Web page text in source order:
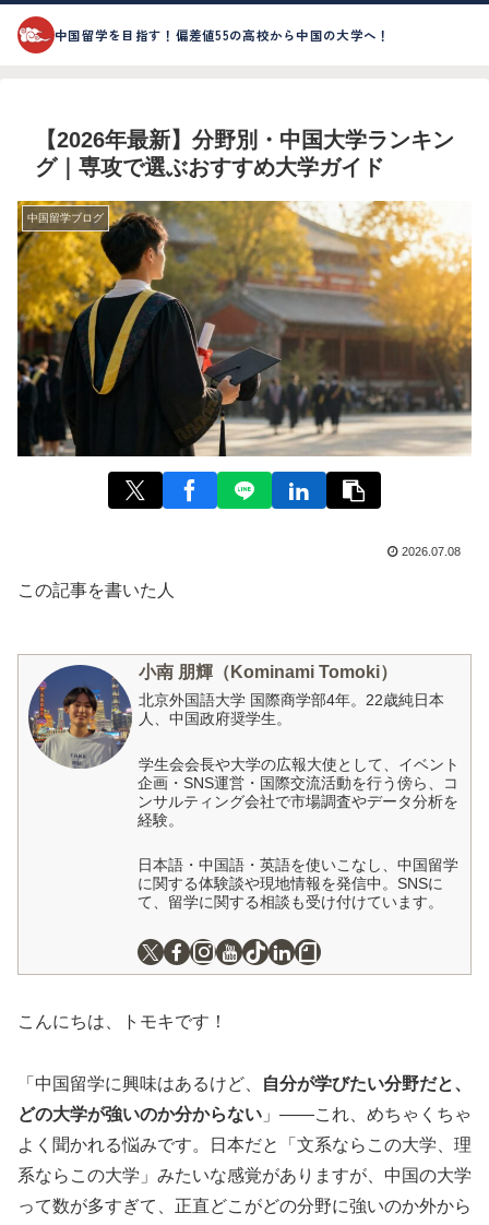
中国留学を目指す！偏差値55の高校から中国の大学へ！
【2026年最新】分野別・中国大学ランキン
グ｜専攻で選ぶおすすめ大学ガイド
中国留学ブログ
2026.07.08
この記事を書いた人
小南 朋輝（Kominami Tomoki）
北京外国語大学 国際商学部4年。22歳純日本
人、中国政府奨学生。
学生会会長や大学の広報大使として、イベント
企画・SNS運営・国際交流活動を行う傍ら、コ
ンサルティング会社で市場調査やデータ分析を
経験。
日本語・中国語・英語を使いこなし、中国留学
に関する体験談や現地情報を発信中。SNSに
て、留学に関する相談も受け付けています。
こんにちは、トモキです！
「中国留学に興味はあるけど、
自分が学びたい分野だと、
どの大学が強いのか分からない 」——これ、めちゃくちゃ
よく聞かれる悩みです。日本だと「文系ならこの大学、理
系ならこの大学」みたいな感覚がありますが、中国の大学
って数が多すぎて、正直どこがどの分野に強いのか外から